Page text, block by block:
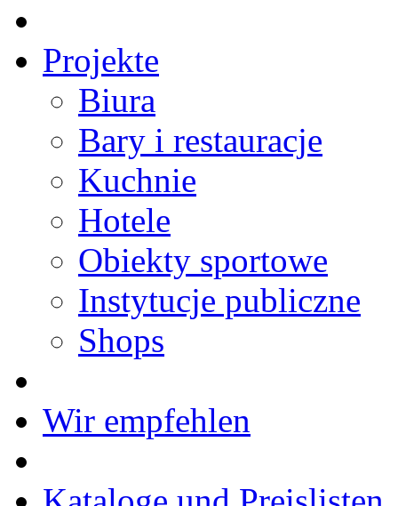
Projekte
Biura
Bary i restauracje
Kuchnie
Hotele
Obiekty sportowe
Instytucje publiczne
Shops
Wir empfehlen